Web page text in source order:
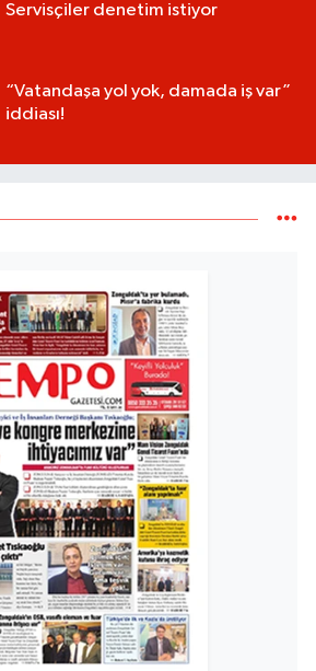
Servisçiler denetim istiyor
“Vatandaşa yol yok, damada iş var”
iddiası!